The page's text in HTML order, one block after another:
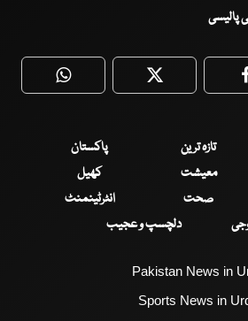
پالیسی
WhatsApp Twitter
تازہ ترین
پاکستان
معیشت
کھیل
صحت
انٹرٹینمنٹ
دلچسپ و عجیب
Pakistan News in
Sports News in